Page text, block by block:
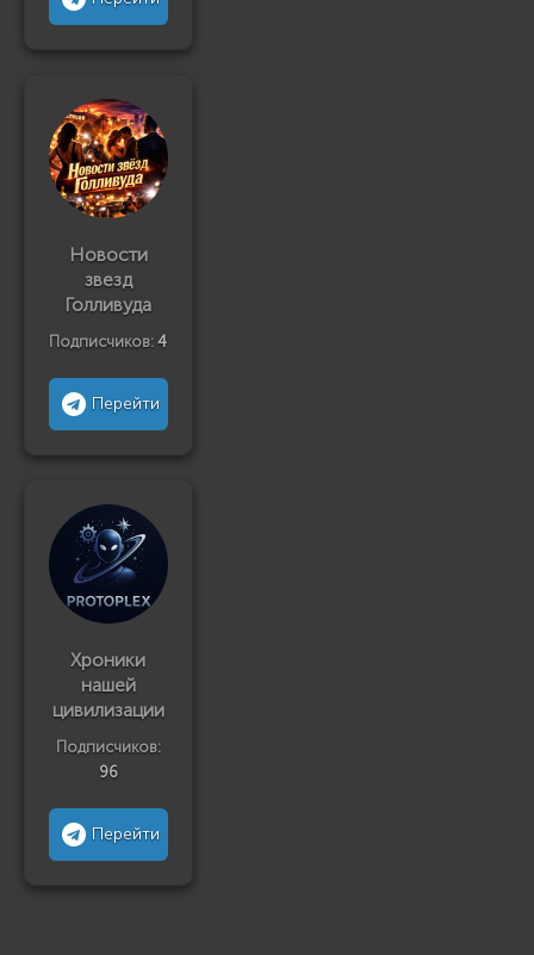
Новости
звезд
Голливуда
Подписчиков:4
Перейти
Хроники
нашей
цивилизации
Подписчиков:
96
Перейти